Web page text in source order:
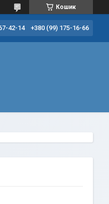
Кошик
42-14 +380 (99) 175-16-66